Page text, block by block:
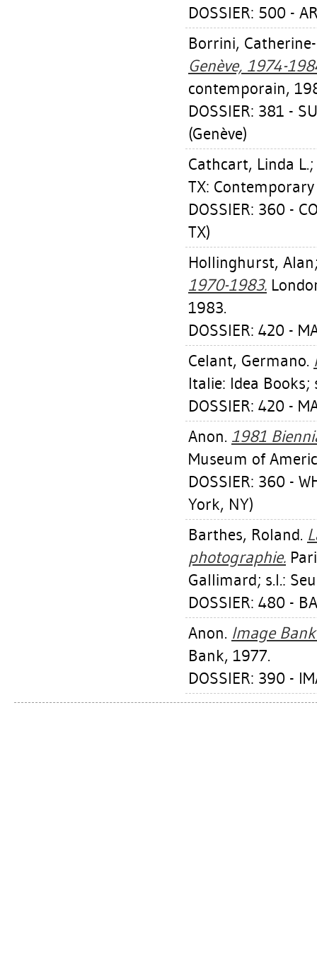
DOSSIER: 500 -
Borrini,
Genève, 1974-
contemporain,
DOSSIER: 381 -
(Genève)
Cathcart, Linda L.;
TX:
DOSSIER: 360 -
TX)
Hollinghurst, Alan
1970-1983.
1983.
DOSSIER: 420 -
Celant, Germano.
Italie: Idea Books;
DOSSIER: 420 -
Anon. 1981
Museum of
DOSSIER: 360 -
York, NY)
Barthes, Roland.
photographie.
Gallimard; s.l.:
DOSSIER: 480 -
Anon. Image
Bank, 1977.
DOSSIER: 390 -